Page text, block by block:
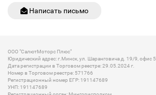
Написать письмо
ООО "СалютМоторс Плюс"
Юридический адрес: г.Минск, ул. Шаранговича д. 19/9, офис 5
Дата регистрации в Торговом реестре: 29.05.2024 г.
Номер в Торговом реестре: 571766
Регистрационный номер ЕГР: 191147689
УНП: 191147689